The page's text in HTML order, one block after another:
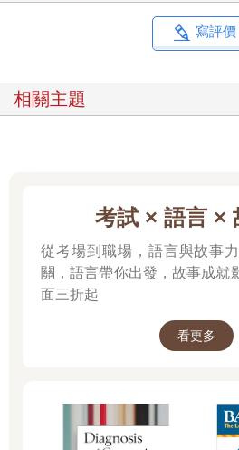
寫評價
相關主題
考試 × 語言 ×
從考場到職場，語言與故事
關，語言帶你出發，故事成就影響力 語
面三折起
看更多